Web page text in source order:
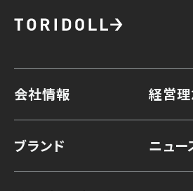
会社情報 経営
ブランド ニュー